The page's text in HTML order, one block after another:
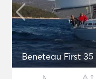
Beneteau First 35